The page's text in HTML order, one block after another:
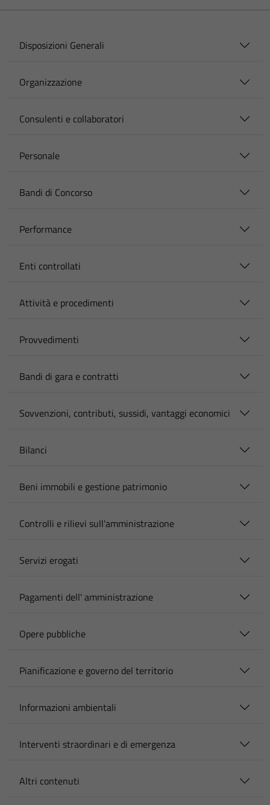
Disposizioni Generali
Organizzazione
Consulenti e collaboratori
Personale
Bandi di Concorso
Performance
Enti controllati
Attività e procedimenti
Provvedimenti
Bandi di gara e contratti
Sovvenzioni, contributi, sussidi, vantaggi economici
Bilanci
Beni immobili e gestione patrimonio
Controlli e rilievi sull'amministrazione
Servizi erogati
Pagamenti dell' amministrazione
Opere pubbliche
Pianificazione e governo del territorio
Informazioni ambientali
Interventi straordinari e di emergenza
Altri contenuti